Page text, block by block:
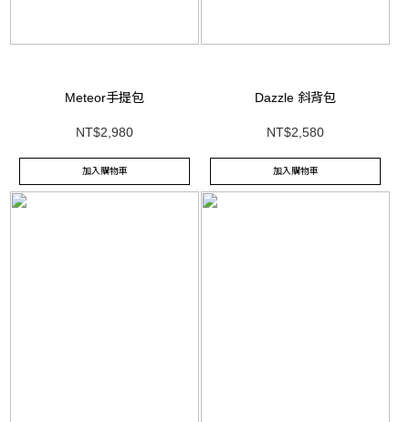
Meteor手提包
NT$2,980
加入購物車
Dazzle 斜背包
NT$2,580
加入購物車